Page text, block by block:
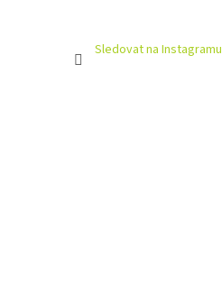
Sledovat na Instagramu